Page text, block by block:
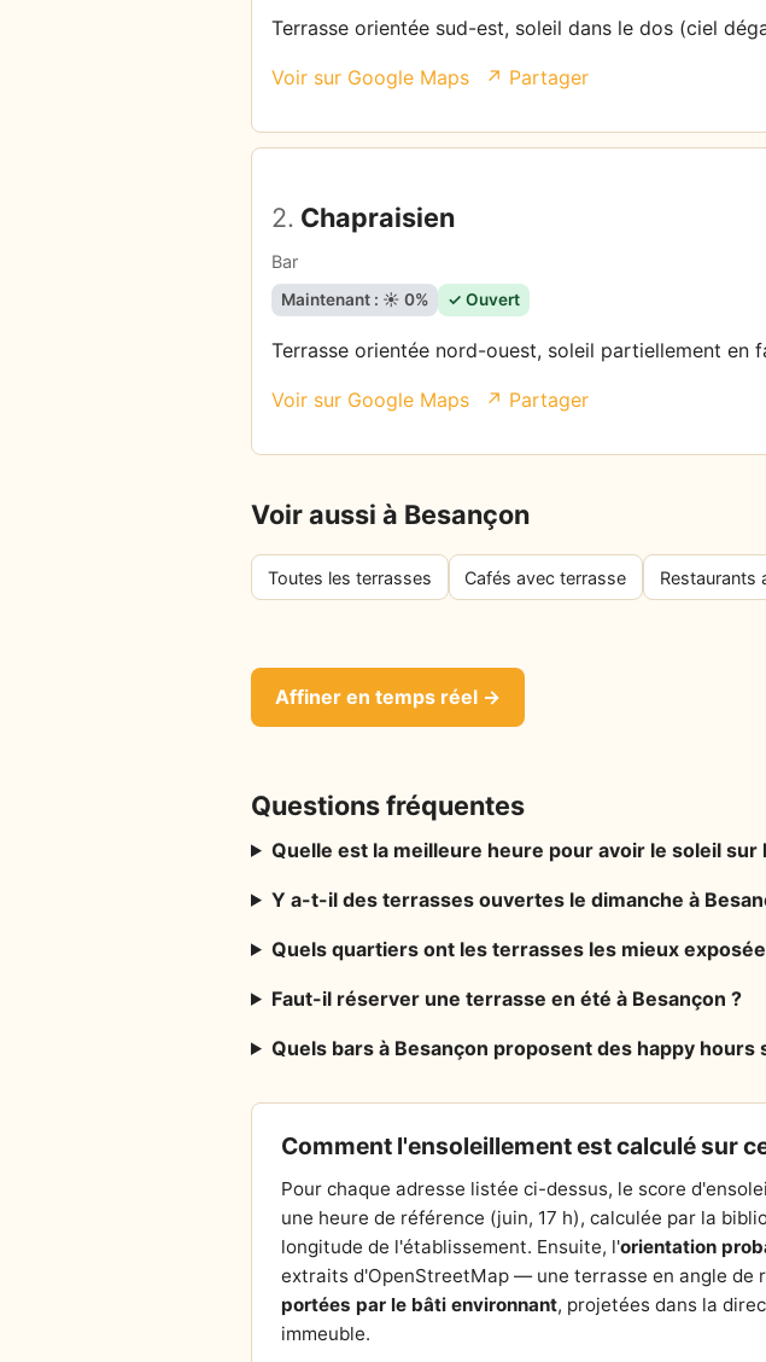
Terrasse orientée sud-est, soleil dans le dos (ciel
Voir sur Google Maps ↗ Partager
2. Chapraisien
Bar
Maintenant : ☀️ 0% ✓ Ouvert
Terrasse orientée nord-ouest, soleil partiellement en
Voir sur Google Maps ↗ Partager
Voir aussi à Besançon
Toutes les terrasses Cafés avec terrasse Restaurants
Affiner en temps réel →
Questions fréquentes
Quelle est la meilleure heure pour avoir le soleil sur
Y a-t-il des terrasses ouvertes le dimanche à
Quels quartiers ont les terrasses les mieux
Faut-il réserver une terrasse en été à Besançon ?
Quels bars à Besançon proposent des happy
Comment l'ensoleillement est calculé sur
Pour chaque adresse listée ci-dessus, le score
une heure de référence (juin, 17 h), calculée par la
longitude de l'établissement. Ensuite, l'orientation
extraits d'OpenStreetMap — une terrasse en angle de
portées par le bâti environnant, projetées dans la
immeuble.